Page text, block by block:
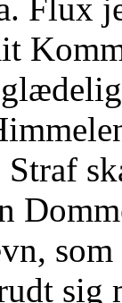
Flux
som
sig